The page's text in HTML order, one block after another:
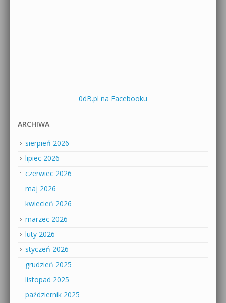
0dB.pl na Facebooku
ARCHIWA
sierpień 2026
lipiec 2026
czerwiec 2026
maj 2026
kwiecień 2026
marzec 2026
luty 2026
styczeń 2026
grudzień 2025
listopad 2025
październik 2025